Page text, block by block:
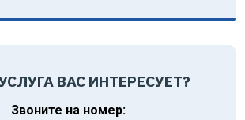
ВАС ИНТЕРЕСУЕТ?
Звоните на номер: